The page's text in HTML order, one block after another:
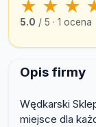
★ ★ ★
5.0 / 5 · 1 ocena
Opis firmy
Wędkarski
miejsce dla